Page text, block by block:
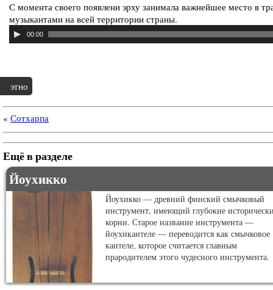
С момента своего появлени эрху занимала важнейшее место в
музыкантами на всей территории страны.
00:00
этно
« Сотхарпа
Ещё в разделе
Йоухикко
Йоухикко — древний финский смычковый
инструмент, имеющий глубокие
корни. Старое название инструмента —
йоухикантеле — переводится как смычковое
кантеле, которое считается главным
прародителем этого чудесного инструмента.